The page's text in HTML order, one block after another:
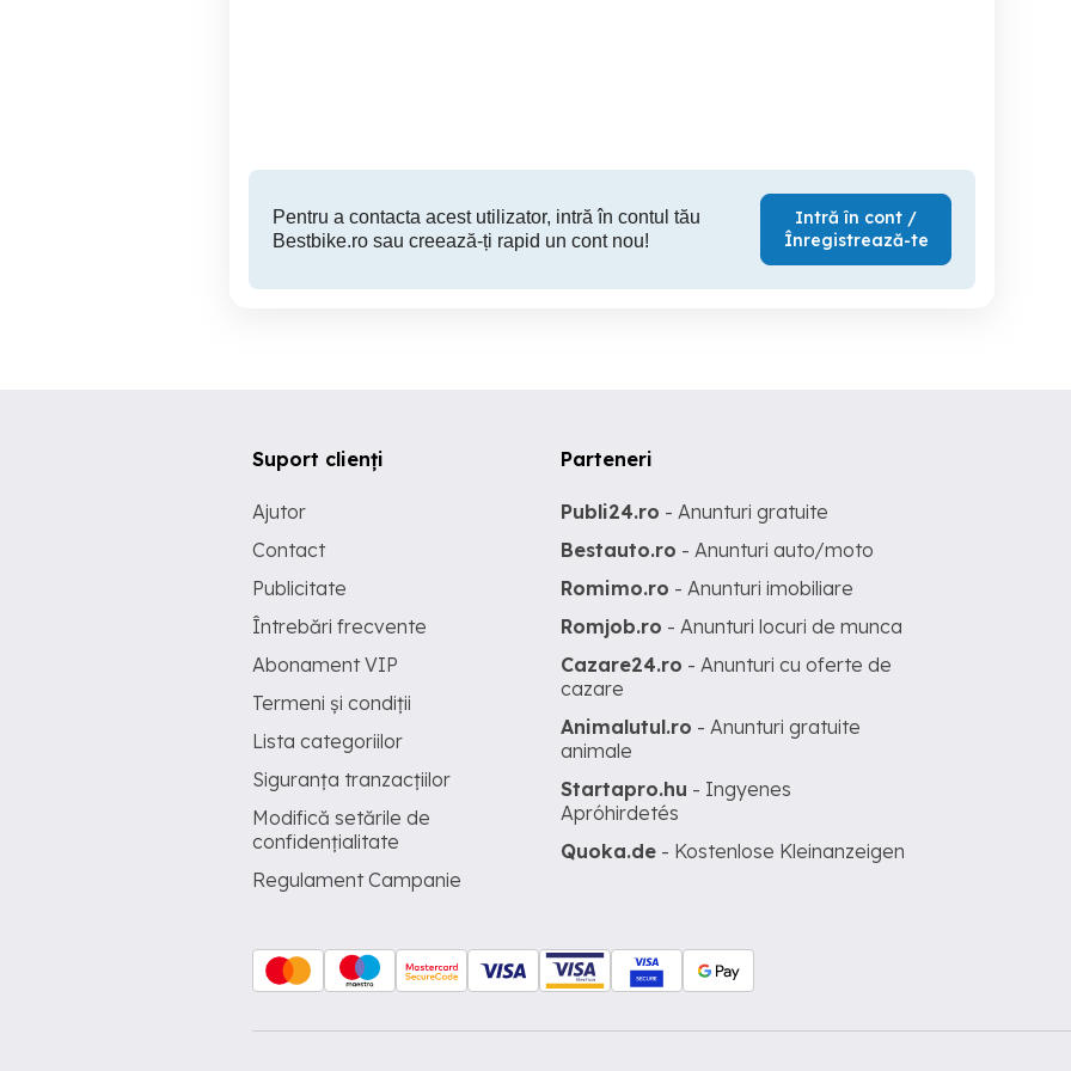
Pentru a contacta acest utilizator, intră în contul tău
Bestbike.ro sau creează-ți rapid un cont nou!
Intră în cont /
Înregistrează-te
Suport clienți
Ajutor
Contact
Publicitate
Întrebări frecvente
Abonament VIP
Termeni și condiții
Lista categoriilor
Siguranța tranzacțiilor
Modifică setările de
confidențialitate
Regulament Campanie
Parteneri
Publi24.ro - Anunturi gratuite
Bestauto.ro - Anunturi auto/moto
Romimo.ro - Anunturi imobiliare
Romjob.ro - Anunturi locuri de munca
Cazare24.ro - Anunturi cu oferte de
cazare
Animalutul.ro - Anunturi gratuite
animale
Startapro.hu - Ingyenes
Apróhirdetés
Quoka.de - Kostenlose Kleinanzeigen